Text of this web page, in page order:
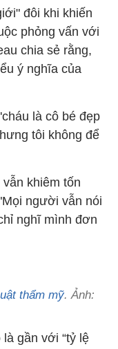
đôi khi khiến
phỏng vấn với
chia sẻ rằng,
ý nghĩa của
là cô bé đẹp
tôi không để
khiêm tốn
người vẫn nói
nghĩ mình đơn
thẩm mỹ. Ảnh:
gần với “tỷ lệ